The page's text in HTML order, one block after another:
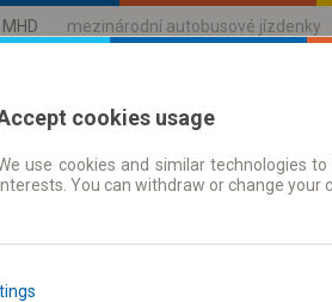
mezinárodní autobusové jízdenky
Jízdni řády a jízdenky
cookies usage
use cookies and similar technologies
You can withdraw or change